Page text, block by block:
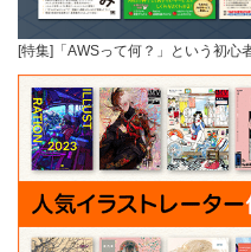
[特集]「AWSって何？」という初心